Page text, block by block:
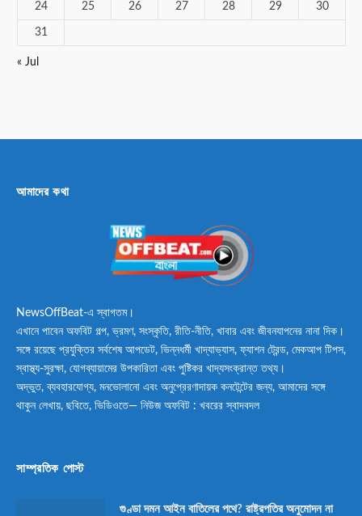
24 25 26 27 28 29 30
31
« Jul
আমাদের কথা
NewsOffBeat-এ স্বাগতম।
এখানে পাবেন অফবিট গল্প, ভ্রমণ, সংস্কৃতি, রীতি-নীতি, খাবার এবং জীবনযাপনের নানা দিক।
সঙ্গে রয়েছে প্রযুক্তির সর্বশেষ আপডেট, ভিন্নধর্মী খাদ্যাভ্যাস, ফ্যাশন ট্রেন্ড, মেকআপ টিপস,
স্বাস্থ্য-সুরক্ষা, যোগব্যায়ামের উপকারিতা এবং পুষ্টিকর খাদ্যসংক্রান্ত তথ্য।
অদ্ভুত, ব্যবহারযোগ্য, মনভোলানো এবং অনুপ্রেরণাদায়ক কনটেন্টের জন্য, আমাদের সঙ্গে
থাকুন লেখায়, ছবিতে, ভিডিওতে— নিউজ অফবিট : খবরের স্বাদবদল
সাম্প্রতিক পোস্ট
গুণ্ডা দমন আইন বাতিলের পথে? রাষ্ট্রপতির অনুমোদন না